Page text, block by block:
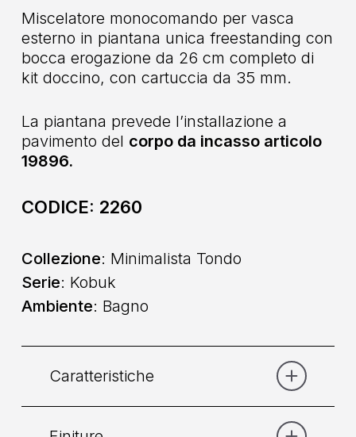
Miscelatore monocomando per vasca
esterno in piantana unica freestanding con
bocca erogazione da 26 cm completo di
kit doccino, con cartuccia da 35 mm.
La piantana prevede l’installazione a
pavimento del corpo da incasso articolo
19896.
CODICE: 2260
Collezione: Minimalista Tondo
Serie: Kobuk
Ambiente: Bagno
Caratteristiche